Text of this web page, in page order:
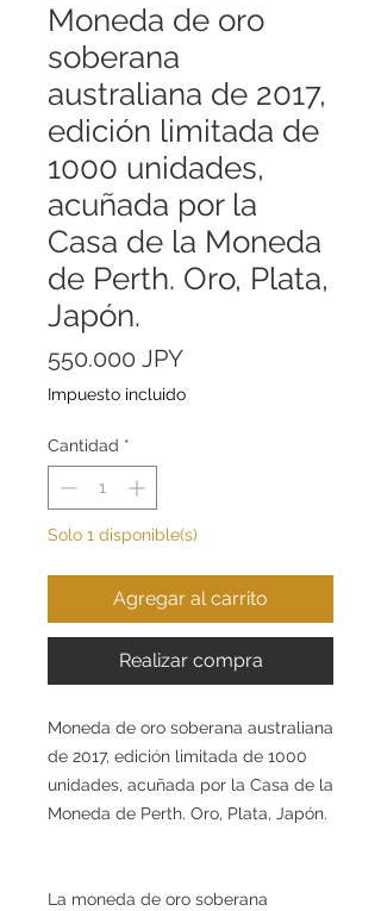
Moneda de oro
soberana
australiana de 2017,
edición limitada de
1000 unidades,
acuñada por la
Casa de la Moneda
de Perth. Oro, Plata,
Japón.
550.000 JPYPrecio
Impuesto incluido
Cantidad *
Solo 1 disponible(s)
Agregar al carrito
Realizar compra
Moneda de oro soberana australiana
de 2017, edición limitada de 1000
unidades, acuñada por la Casa de la
Moneda de Perth. Oro, Plata, Japón.
La moneda de oro soberana